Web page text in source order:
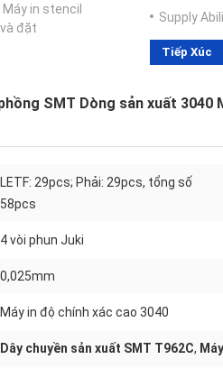
in stencil
đặt
Supply
Tiếp Xúc
SMT Dòng sản xuất
LETF: 29pcs; Phải: 29pcs, tổng số
58pcs
4 vòi phun Juki
0,025mm
Máy in độ chính xác cao 3040
Dây chuyền sản xuất SMT T962C,